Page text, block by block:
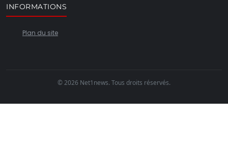
INFORMATIONS
Plan du site
© 2026 Net1news. Tous droits réservés.